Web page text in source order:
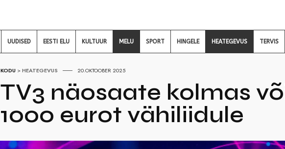
UUDISED EESTI ELU KULTUUR MELU SPORT HINGELE HEATEGEVUS TERVIS
KODU >HEATEGEVUS 20.OKTOOBER 2025
TV3 näosaate kolmas
1000 eurot vähiliidule